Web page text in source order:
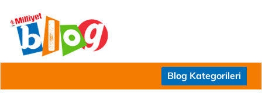
Blog Kategorileri